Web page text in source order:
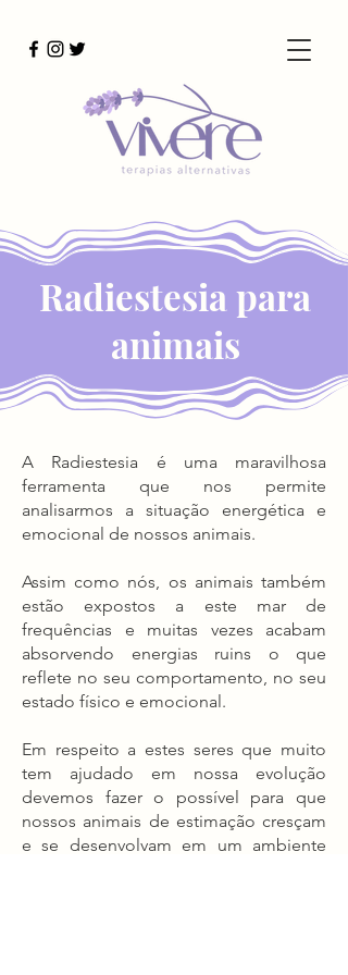
Radiestesia para
animais
A Radiestesia é uma maravilhosa
ferramenta que nos permite
analisarmos a situação energética e
emocional de nossos animais.
Assim como nós, os animais também
estão expostos a este mar de
frequências e muitas vezes acabam
absorvendo energias ruins o que
reflete no seu comportamento, no seu
estado físico e emocional.
Em respeito a estes seres que muito
tem ajudado em nossa evolução
devemos fazer o possível para que
nossos animais de estimação cresçam
e se desenvolvam em um ambiente